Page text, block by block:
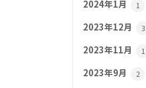
2024年1月 1
2023年12月 3
2023年11月 1
2023年9月 2